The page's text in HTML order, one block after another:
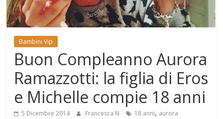
Mondo
Bambini Vip
Buon Compleanno Aurora
Ramazzotti: la figlia di Eros
e Michelle compie 18 anni
5 Dicembre 2014 Francesca N 18 anni, aurora